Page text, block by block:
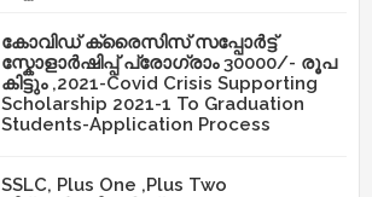
കോവിഡ് ക്രൈസിസ് സപ്പോർട്ട്
സ്കോളാർഷിപ്പ് പ്രോഗ്രാം 30000/- രൂപ
കിട്ടും ,2021-Covid Crisis Supporting
Scholarship 2021-1 To Graduation
Students-Application Process
SSLC, Plus One ,Plus Two